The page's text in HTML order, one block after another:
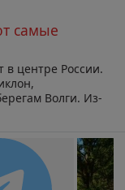
самые
в центре России.
Волги. Из-